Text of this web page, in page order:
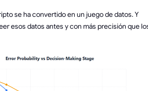
se ha convertido en un juego de datos. Y
esos datos antes y con más precisión que